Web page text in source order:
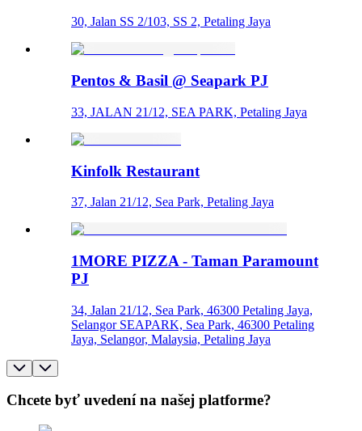
30, Jalan SS 2/103, SS 2, Petaling Jaya
Pentos & Basil @ Seapark PJ
33, JALAN 21/12, SEA PARK, Petaling Jaya
Kinfolk Restaurant
37, Jalan 21/12, Sea Park, Petaling Jaya
1MORE PIZZA - Taman Paramount
PJ
34, Jalan 21/12, Sea Park, 46300 Petaling Jaya,
Selangor SEAPARK, Sea Park, 46300 Petaling
Jaya, Selangor, Malaysia, Petaling Jaya
Chcete byť uvedení na našej platforme?